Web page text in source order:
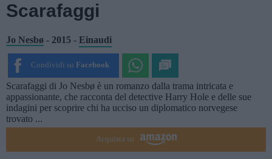
Scarafaggi
Jo Nesbø - 2015 - Einaudi
Condividi su Facebook
Scarafaggi di Jo Nesbø è un romanzo dalla trama intricata e
appassionante, che racconta del detective Harry Hole e delle sue
indagini per scoprire chi ha ucciso un diplomatico norvegese
trovato ...
Acquista su